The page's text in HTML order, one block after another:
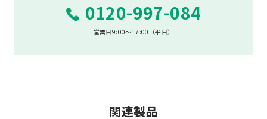
0120-997-084
営業日9:00～17:00（平日）
関連製品